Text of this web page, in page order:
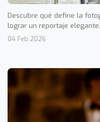
Descubre qué define la
lograr un reportaje
04 Feb 2026